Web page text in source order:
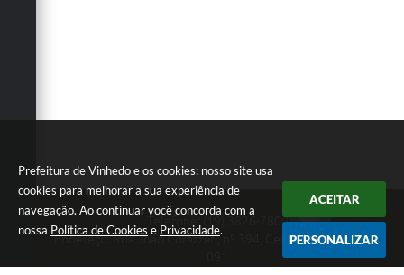
Prefeitura de Vinhedo e os cookies: nosso site usa
cookies para melhorar a sua experiência de
navegação. Ao continuar você concorda com a
nossa Política de Cookies e Privacidade.
ACEITAR
PERSONALIZAR
Telefone: (19) 3826-7800
Endereço: Rua João Corazzari, nº 394, Centro | CEP: 13280-